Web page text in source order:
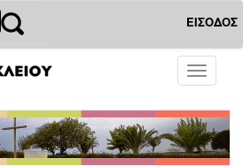
ΕΙΣΟΔΟΣ
Toggle